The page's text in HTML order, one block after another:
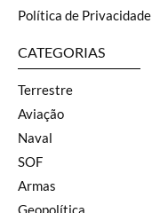
Política de Privacidade
CATEGORIAS
Terrestre
Aviação
Naval
SOF
Armas
Geopolítica